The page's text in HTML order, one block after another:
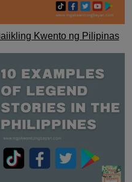
Kwento ng Pilipinas